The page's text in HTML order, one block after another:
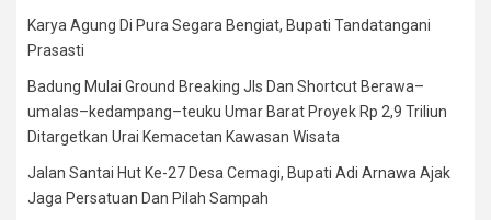
Karya Agung Di Pura Segara Bengiat, Bupati Tandatangani
Prasasti
Badung Mulai Ground Breaking Jls Dan Shortcut Berawa–
umalas–kedampang–teuku Umar Barat Proyek Rp 2,9 Triliun
Ditargetkan Urai Kemacetan Kawasan Wisata
Jalan Santai Hut Ke-27 Desa Cemagi, Bupati Adi Arnawa Ajak
Jaga Persatuan Dan Pilah Sampah